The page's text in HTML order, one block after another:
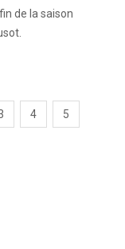
de la saison
4 5